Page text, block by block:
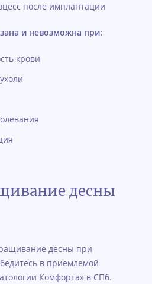
после имплантации
и невозможна при:
крови
десны
десны при
в приемлемой
Комфорта» в СПб.